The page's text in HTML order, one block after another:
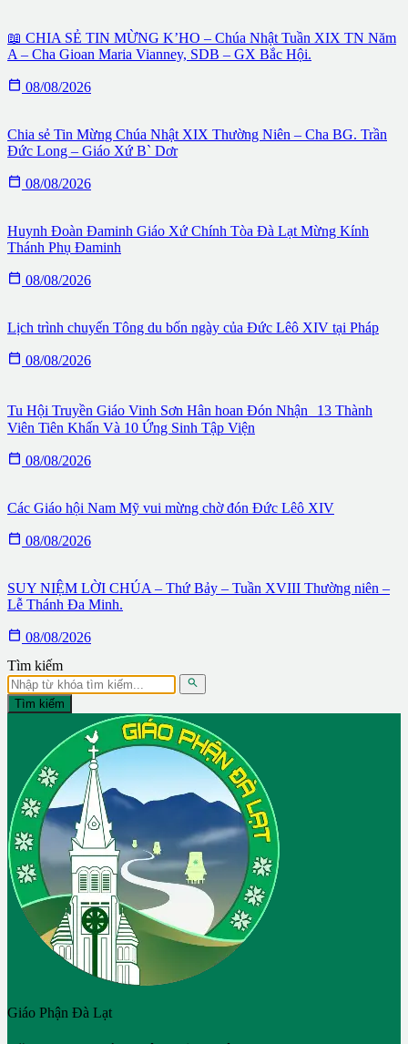
📖 CHIA SẺ TIN MỪNG K’HO – Chúa Nhật Tuần XIX TN Năm
A – Cha Gioan Maria Vianney, SDB – GX Bắc Hội.
 08/08/2026
Chia sẻ Tin Mừng Chúa Nhật XIX Thường Niên – Cha BG. Trần
Đức Long – Giáo Xứ B` Dơr
 08/08/2026
Huynh Đoàn Đaminh Giáo Xứ Chính Tòa Đà Lạt Mừng Kính
Thánh Phụ Đaminh
 08/08/2026
Lịch trình chuyến Tông du bốn ngày của Đức Lêô XIV tại Pháp
 08/08/2026
Tu Hội Truyền Giáo Vinh Sơn Hân hoan Đón Nhận 13 Thành
Viên Tiên Khấn Và 10 Ứng Sinh Tập Viện
 08/08/2026
Các Giáo hội Nam Mỹ vui mừng chờ đón Đức Lêô XIV
 08/08/2026
SUY NIỆM LỜI CHÚA – Thứ Bảy – Tuần XVIII Thường niên –
Lễ Thánh Đa Minh.
 08/08/2026
Tìm kiếm

Tìm kiếm
Giáo Phận Đà Lạt